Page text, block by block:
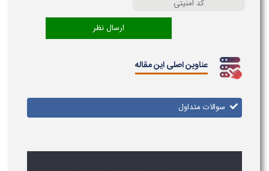
عناوین اصلی این مقاله
سوالات متداول